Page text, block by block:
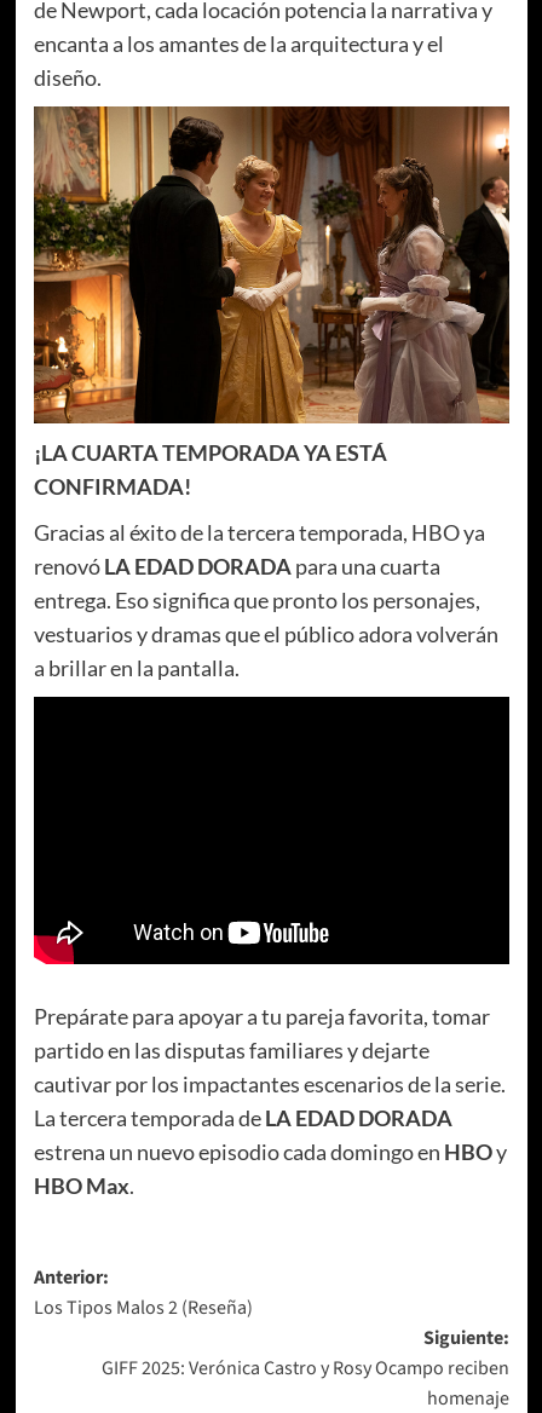
de Newport, cada locación potencia la narrativa y
encanta a los amantes de la arquitectura y el
diseño.
¡LA CUARTA TEMPORADA YA ESTÁ
CONFIRMADA!
Gracias al éxito de la tercera temporada, HBO ya
renovóLA EDAD DORADApara una cuarta
entrega. Eso significa que pronto los personajes,
vestuarios y dramas que el público adora volverán
a brillar en la pantalla.
Prepárate para apoyar a tu pareja favorita, tomar
partido en las disputas familiares y dejarte
cautivar por los impactantes escenarios de la serie.
La tercera temporada deLA EDAD DORADA
estrena un nuevo episodio cada domingo en HBOy
HBO Max.
Navegación
de
entradas
Anterior:
Los Tipos Malos 2 (Reseña)
Siguiente:
GIFF 2025: Verónica Castro y Rosy Ocampo reciben
homenaje